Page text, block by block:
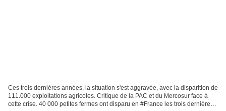
Ces trois dernières années, la situation s'est aggravée, avec la disparition de
111.000 exploitations agricoles. Critique de la PAC et du Mercosur face à
cette crise. 40 000 petites fermes ont disparu en #France les trois dernières